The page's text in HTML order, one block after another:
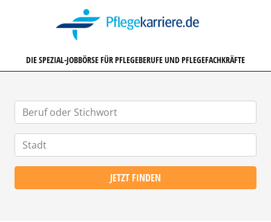
DIE SPEZIAL-JOBBÖRSE FÜR PFLEGEBERUFE UND PFLEGEFACHKRÄFTE
JETZT FINDEN